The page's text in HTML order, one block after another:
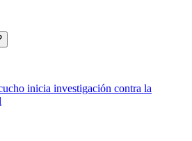
inicia investigación contra la